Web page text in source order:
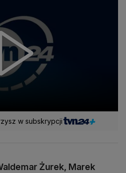
w subskrypcji
Żurek, Marek